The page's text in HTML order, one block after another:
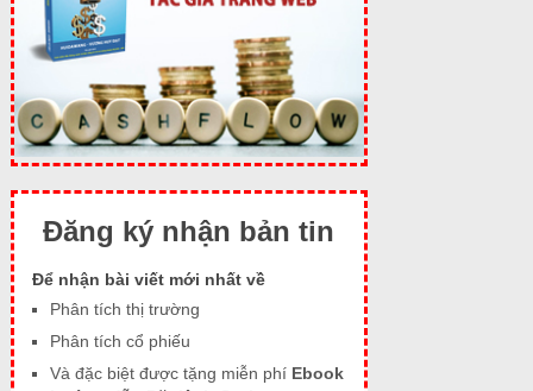
Đăng ký nhận bản tin
Để nhận bài viết mới nhất về
Phân tích thị trường
Phân tích cổ phiếu
Và đặc biệt được tặng miễn phí Ebook